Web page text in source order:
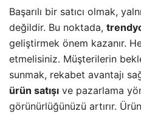
Başarılı bir satıcı olmak,
değildir. Bu noktada,
geliştirmek önem kazanır.
etmelisiniz. Müşterilerin
sunmak, rekabet avantajı
ürün satışı ve pazarlama
görünürlüğünüzü artırır.